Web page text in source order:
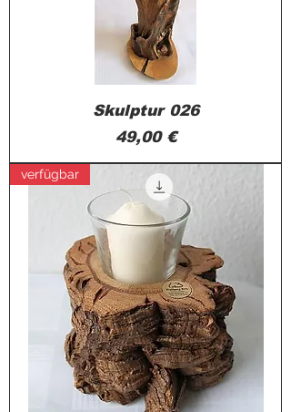
Skulptur 026
Preis
49,00 €
verfügbar